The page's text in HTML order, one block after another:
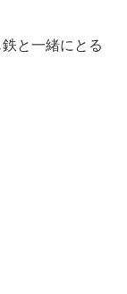
と一緒にとる